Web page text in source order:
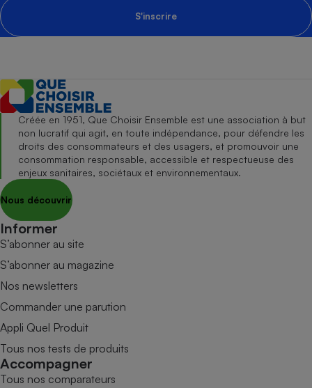
S'inscrire
Créée en 1951, Que Choisir Ensemble est une association à but
non lucratif qui agit, en toute indépendance, pour défendre les
droits des consommateurs et des usagers, et promouvoir une
consommation responsable, accessible et respectueuse des
enjeux sanitaires, sociétaux et environnementaux.
Nous découvrir
Informer
S’abonner au site
S’abonner au magazine
Nos newsletters
Commander une parution
Appli Quel Produit
Tous nos tests de produits
Accompagner
Tous nos comparateurs